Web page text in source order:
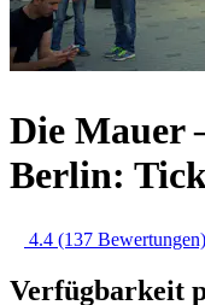
Die Mauer
Berlin:
4.4 (137 Bewertungen)
Verfügbarkeit